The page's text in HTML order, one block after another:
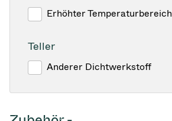
Erhöhter Temperaturbereich
Teller
Anderer Dichtwerkstoff